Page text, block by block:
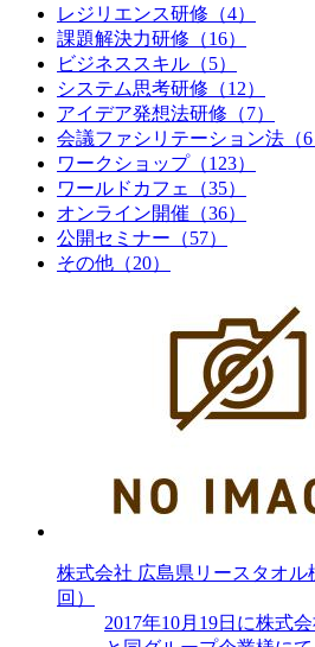
レジリエンス研修 （4）
課題解決力研修 （16）
ビジネススキル （5）
システム思考研修 （12）
アイデア発想法研修 （7）
会議ファシリテーション法 （6
ワークショップ（123）
ワールドカフェ
（35）
オンライン開催 （36）
公開セミナー （57）
その他 （20）
株式会社 広島県リースタオル
回）
2017年10月19日に株式